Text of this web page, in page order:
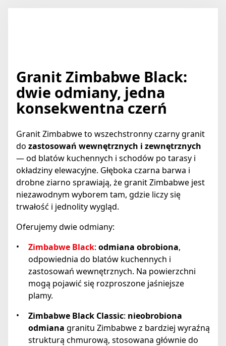
Granit Zimbabwe Black:
dwie odmiany, jedna
konsekwentna czerń
Granit Zimbabwe to wszechstronny czarny granit
do zastosowań wewnętrznych i zewnętrznych
— od blatów kuchennych i schodów po tarasy i
okładziny elewacyjne. Głęboka czarna barwa i
drobne ziarno sprawiają, że granit Zimbabwe jest
niezawodnym wyborem tam, gdzie liczy się
trwałość i jednolity wygląd.
Oferujemy dwie odmiany:
Zimbabwe Black: odmiana obrobiona,
odpowiednia do blatów kuchennych i
zastosowań wewnętrznych. Na powierzchni
mogą pojawić się rozproszone jaśniejsze
plamy.
Zimbabwe Black Classic: nieobrobiona
odmiana granitu Zimbabwe z bardziej wyraźną
strukturą chmurową, stosowana głównie do